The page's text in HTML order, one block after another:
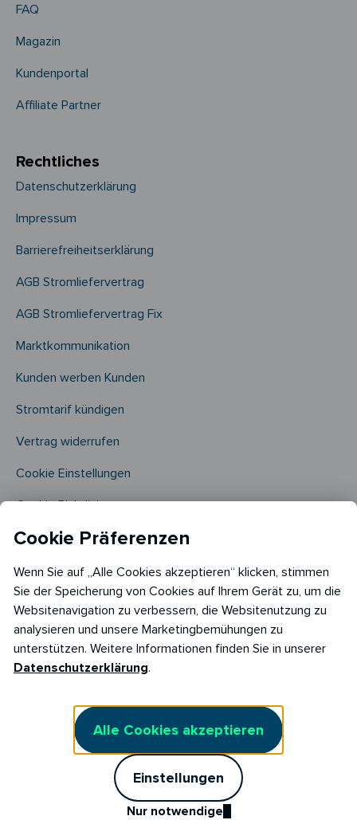
FAQ
Magazin
Kundenportal
Affiliate Partner
Rechtliches
Datenschutzerklärung
Impressum
Barrierefreiheitserklärung
AGB Stromliefervertrag
AGB Stromliefervertrag Fix
Marktkommunikation
Kunden werben Kunden
Stromtarif kündigen
Vertrag widerrufen
Cookie Einstellungen
Cookie Richtlinie​
Copyright © 2026
RABOT Energy DE GmbH
Hopfenmarkt 33,
Cookie Präferenzen
Wenn Sie auf „Alle Cookies akzeptieren“ klicken, stimmen
Sie der Speicherung von Cookies auf Ihrem Gerät zu, um die
Websitenavigation zu verbessern, die Websitenutzung zu
analysieren und unsere Marketingbemühungen zu
unterstützen. Weitere Informationen finden Sie in unserer
Datenschutzerklärung.
Alle Cookies akzeptieren
Einstellungen
Nur notwendige